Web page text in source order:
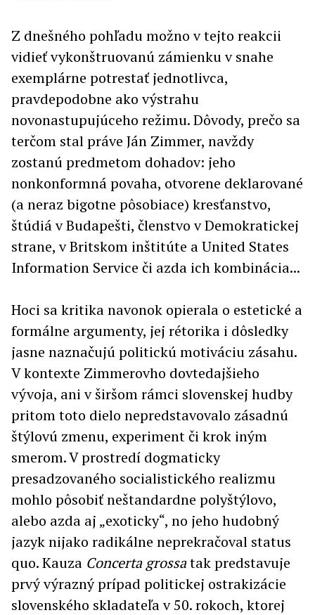
Z dnešného pohľadu možno v tejto reakcii
vidieť vykonštruovanú zámienku v snahe
exemplárne potrestať jednotlivca,
pravdepodobne ako výstrahu
novonastupujúceho režimu. Dôvody, prečo sa
terčom stal práve Ján Zimmer, navždy
zostanú predmetom dohadov: jeho
nonkonformná povaha, otvorene deklarované
(a neraz bigotne pôsobiace) kresťanstvo,
štúdiá v Budapešti, členstvo v Demokratickej
strane, v Britskom inštitúte a United States
Information Service či azda ich kombinácia...
Hoci sa kritika navonok opierala o estetické a
formálne argumenty, jej rétorika i dôsledky
jasne naznačujú politickú motiváciu zásahu.
V kontexte Zimmerovho dovtedajšieho
vývoja, ani v širšom rámci slovenskej hudby
pritom toto dielo nepredstavovalo zásadnú
štýlovú zmenu, experiment či krok iným
smerom. V prostredí dogmaticky
presadzovaného socialistického realizmu
mohlo pôsobiť neštandardne polyštýlovo,
alebo azda aj „exoticky“, no jeho hudobný
jazyk nijako radikálne neprekračoval status
quo. Kauza Concerta grossatak predstavuje
prvý výrazný prípad politickej ostrakizácie
slovenského skladateľa v 50. rokoch, ktorej